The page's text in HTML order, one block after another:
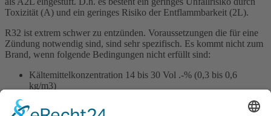
Toxizität (A) und ein geringes Risiko der Entflammbarkeit (2L).
R32 ist extrem schwer zu entzünden. Voraussetzungen die für eine
Zündung notwendig sind, sind sehr spezifisch. Es kommt nicht zum
Brand, wenn folgende Bedingungen nicht erfüllt sind:
Kältemittelkonzentration 14 bis 30 Vol .-% (0,3 bis 0,6
kg/m3)
Eine Zündquelle. Minimale Zündungsenergie 30 bis 100 mJ